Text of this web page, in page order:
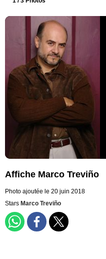
Affiche Marco Treviño
Photo ajoutée le 20 juin 2018
Stars Marco Treviño